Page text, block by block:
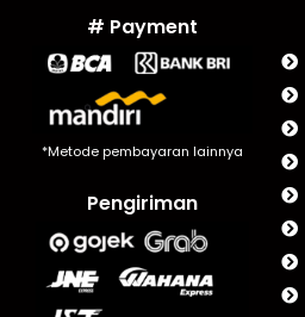
# Payment
*Metode pembayaran lainnya
Pengiriman